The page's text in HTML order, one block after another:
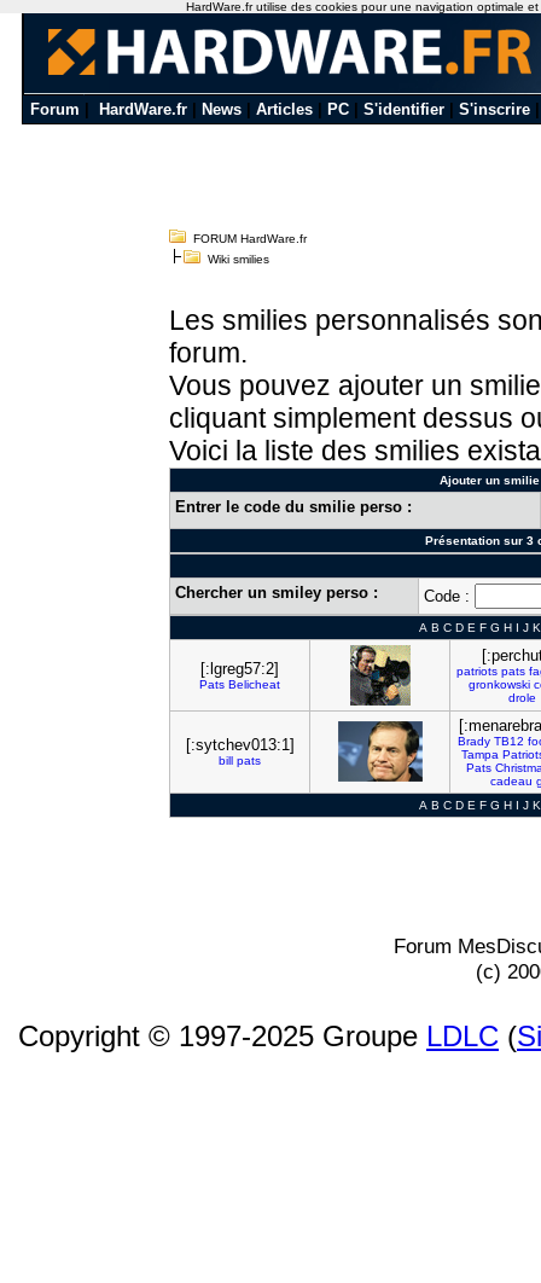
Forum HardWare.fr News Articles PC S'identifier S'inscrire
FORUM HardWare.fr
Wiki smilies
Les smilies personnalisés
forum.
Vous pouvez ajouter un
cliquant simplement dessus
Voici la liste des smilies
Ajouter un
Entrer le code du smilie perso :
Présentation sur 3
Chercher un smiley perso : Code :
A B C D E F G H I J K
[:lgreg57:2]
Pats Belicheat
patriots pats
gronkowski
drole
[:sytchev013:1]
bill pats
Brady TB12
Tampa
Pats
cadeau
A B C D E F G H I J K
Forum
(c)
Copyright © 1997-2025 Groupe LDLC (
HardWare.fr utilise des cookies pour une navigation optimale